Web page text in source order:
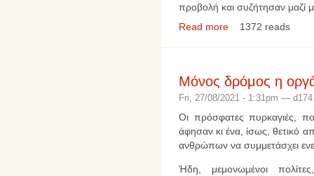
προβολή και συζήτησαν μαζί
Read more
1372 reads
Μόνος δρόμος η
Fri, 27/08/2021 - 1:31pm — d174
Οι πρόσφατες πυρκαγιές,
άφησαν κι ένα, ίσως, θετικό
ανθρώπων να συμμετάσχει
Ήδη, μεμονωμένοι